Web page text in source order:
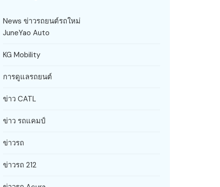
News ข่าวรถยนต์รถใหม่
JuneYao Auto
KG Mobility
การดูแลรถยนต์
ข่าว CATL
ข่าว รถแคมป์
ข่าวรถ
ข่าวรถ 212